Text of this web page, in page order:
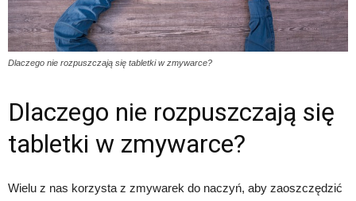
Dlaczego nie rozpuszczają się tabletki w zmywarce?
Dlaczego nie rozpuszczają się
tabletki w zmywarce?
Wielu z nas korzysta z zmywarek do naczyń, aby zaoszczędzić